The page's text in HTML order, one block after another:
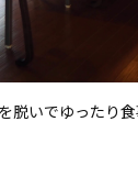
脱いでゆったり